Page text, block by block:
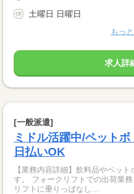
土曜日 日曜日
もっ
求人詳
[一般派遣]
ミドル活躍中/ペット
日払いOK
【業務内容詳細】飲料品やペッ
す。 フォークリフトでの出荷業
リフトに乗りっぱなし...